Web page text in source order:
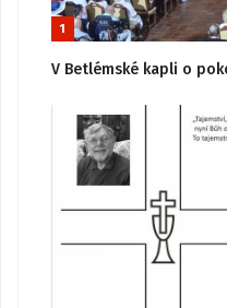
1
V Betlémské kapli o